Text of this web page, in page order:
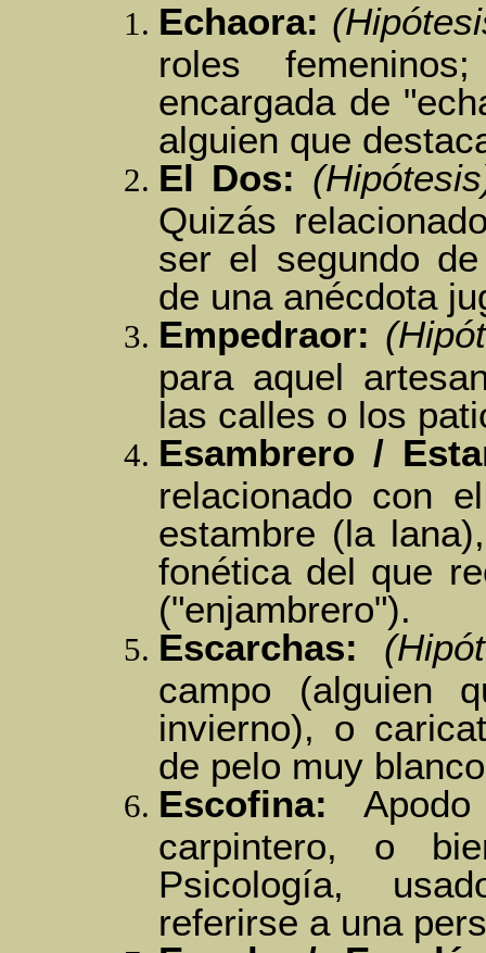
Echaora:
roles
encargada de
alguien que
El Dos:
Quizás
ser el segundo
de una anécdota
Empedraor:
para aquel
las calles o los
Esambrero /
relacionado con
estambre (la
fonética del que
("enjambrero").
Escarchas:
campo (alguien
invierno), o
de pelo muy
Escofina:
carpintero, o
Psicología,
referirse a una